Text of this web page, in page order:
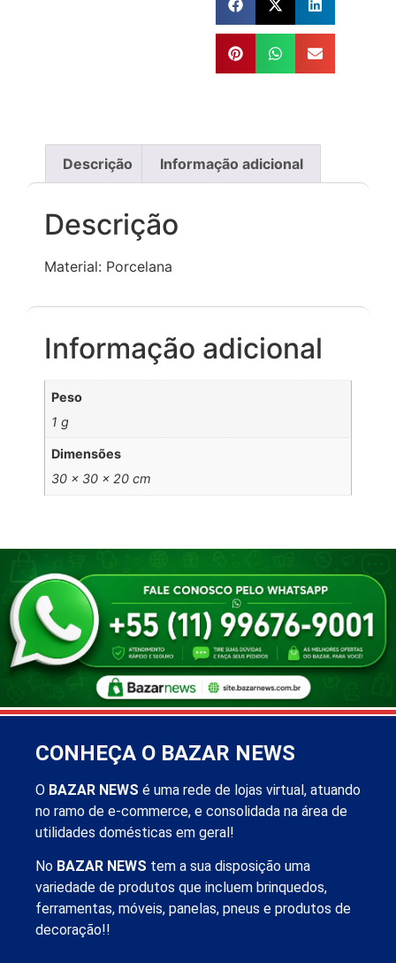
Descrição Informação adicional
Descrição
Material: Porcelana
Informação adicional
Peso
1 g
Dimensões
30 × 30 × 20 cm
CONHEÇA O BAZAR NEWS
O BAZAR NEWS é uma rede de lojas virtual, atuando
no ramo de e-commerce, e consolidada na área de
utilidades domésticas em geral!
No BAZAR NEWS tem a sua disposição uma
variedade de produtos que incluem brinquedos,
ferramentas, móveis, panelas, pneus e produtos de
decoração!!